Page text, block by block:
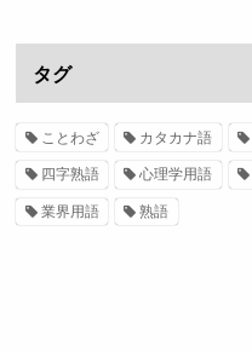
タグ
ことわざ カタカナ語
四字熟語 心理学用語
業界用語 熟語